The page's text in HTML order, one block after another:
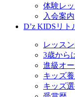
体験レ
入会案内
D’z KIDS リト
レッス
3歳から
進級オ
キッズ
キッズ